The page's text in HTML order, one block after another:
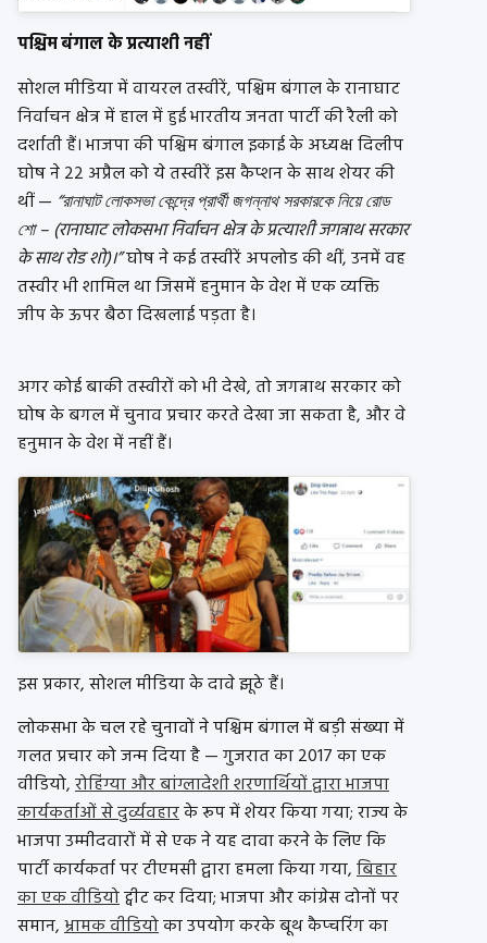
पश्चिम बंगाल के प्रत्याशी नहीं
सोशल मीडिया में वायरल तस्वीरें, पश्चिम बंगाल के रानाघाट
निर्वाचन क्षेत्र में हाल में हुई भारतीय जनता पार्टी की रैली को
दर्शाती हैं। भाजपा की पश्चिम बंगाल इकाई के अध्यक्ष दिलीप
घोष ने 22 अप्रैल को ये तस्वीरें इस कैप्शन के साथ शेयर की
थीं — “রানাঘাট লোকসভা কেন্দ্রে প্রার্থী জগন্নাথ সরকারকে নিয়ে রোড
শো – (रानाघाट लोकसभा निर्वाचन क्षेत्र के प्रत्याशी जगन्नाथ सरकार
के साथ रोड शो)।”घोष ने कई तस्वीरें अपलोड की थीं, उनमें वह
तस्वीर भी शामिल था जिसमें हनुमान के वेश में एक व्यक्ति
जीप के ऊपर बैठा दिखलाई पड़ता है।
अगर कोई बाकी तस्वीरों को भी देखे, तो जगन्नाथ सरकार को
घोष के बगल में चुनाव प्रचार करते देखा जा सकता है, और वे
हनुमान के वेश में नहीं हैं।
इस प्रकार, सोशल मीडिया के दावे झूठे हैं।
लोकसभा के चल रहे चुनावों ने पश्चिम बंगाल में बड़ी संख्या में
गलत प्रचार को जन्म दिया है — गुजरात का 2017 का एक
वीडियो,रोहिंग्या और बांग्लादेशी शरणार्थियों द्वारा भाजपा
कार्यकर्ताओं से दुर्व्यवहारके रूप में शेयर किया गया; राज्य के
भाजपा उम्मीदवारों में से एक ने यह दावा करने के लिए कि
पार्टी कार्यकर्ता पर टीएमसी द्वारा हमला किया गया,बिहार
का एक वीडियोट्वीट कर दिया; भाजपा और कांग्रेस दोनों पर
समान,भ्रामक वीडियोका उपयोग करके बूथ कैप्चरिंग का